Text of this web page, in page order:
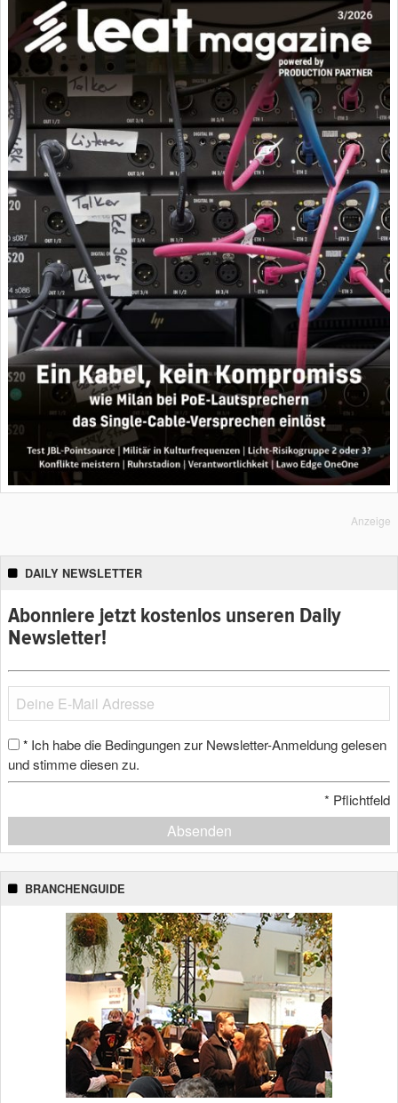
Anzeige
DAILY NEWSLETTER
Abonniere jetzt kostenlos unseren Daily
Newsletter!
* Ich habe die Bedingungen zur Newsletter-Anmeldung gelesen
und stimme diesen zu.
* Pflichtfeld
Absenden
BRANCHENGUIDE